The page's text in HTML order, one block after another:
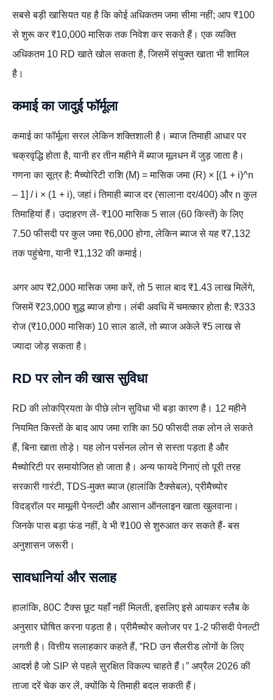
सबसे बड़ी खासियत यह है कि कोई अधिकतम जमा सीमा नहीं; आप ₹100
से शुरू कर ₹10,000 मासिक तक निवेश कर सकते हैं। एक व्यक्ति
अधिकतम 10 RD खाते खोल सकता है, जिसमें संयुक्त खाता भी शामिल
है।
कमाई का जादुई फॉर्मूला
कमाई का फॉर्मूला सरल लेकिन शक्तिशाली है। ब्याज तिमाही आधार पर
चक्रवृद्धि होता है, यानी हर तीन महीने में ब्याज मूलधन में जुड़ जाता है।
गणना का सूत्र है: मैच्योरिटी राशि (M) = मासिक जमा (R) × [(1 + i)^n
– 1] / i × (1 + i), जहां i तिमाही ब्याज दर (सालाना दर/400) और n कुल
तिमाहियां हैं। उदाहरण लें- ₹100 मासिक 5 साल (60 किस्तें) के लिए
7.50 फीसदी पर कुल जमा ₹6,000 होगा, लेकिन ब्याज से यह ₹7,132
तक पहुंचेगा, यानी ₹1,132 की कमाई।
अगर आप ₹2,000 मासिक जमा करें, तो 5 साल बाद ₹1.43 लाख मिलेंगे,
जिसमें ₹23,000 शुद्ध ब्याज होगा। लंबी अवधि में चमत्कार होता है: ₹333
रोज (₹10,000 मासिक) 10 साल डालें, तो ब्याज अकेले ₹5 लाख से
ज्यादा जोड़ सकता है।
RD पर लोन की खास सुविधा
RD की लोकप्रियता के पीछे लोन सुविधा भी बड़ा कारण है। 12 महीने
नियमित किस्तों के बाद आप जमा राशि का 50 फीसदी तक लोन ले सकते
हैं, बिना खाता तोड़े। यह लोन पर्सनल लोन से सस्ता पड़ता है और
मैच्योरिटी पर समायोजित हो जाता है। अन्य फायदे गिनाएं तो पूरी तरह
सरकारी गारंटी, TDS-मुक्त ब्याज (हालांकि टैक्सेबल), प्रीमैच्योर
विदड्रॉल पर मामूली पेनल्टी और आसान ऑनलाइन खाता खुलवाना।
जिनके पास बड़ा फंड नहीं, वे भी ₹100 से शुरुआत कर सकते हैं- बस
अनुशासन जरूरी।
सावधानियां और सलाह
हालांकि, 80C टैक्स छूट यहाँ नहीं मिलती, इसलिए इसे आयकर स्लैब के
अनुसार घोषित करना पड़ता है। प्रीमैच्योर क्लोजर पर 1-2 फीसदी पेनल्टी
लगती है। वित्तीय सलाहकार कहते हैं, “RD उन सैलरीड लोगों के लिए
आदर्श है जो SIP से पहले सुरक्षित विकल्प चाहते हैं।” अप्रैल 2026 की
ताजा दरें चेक कर लें, क्योंकि ये तिमाही बदल सकती हैं।